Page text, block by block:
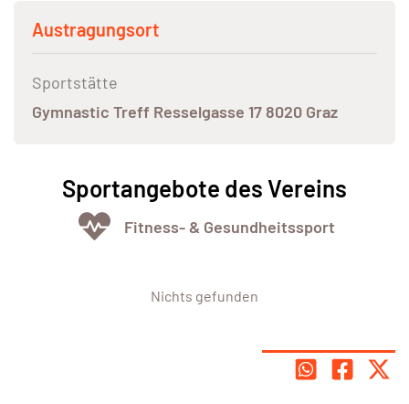
Austragungsort
Sportstätte
Gymnastic Treff Resselgasse 17 8020 Graz
Sportangebote des Vereins
Fitness- & Gesundheitssport
Nichts gefunden